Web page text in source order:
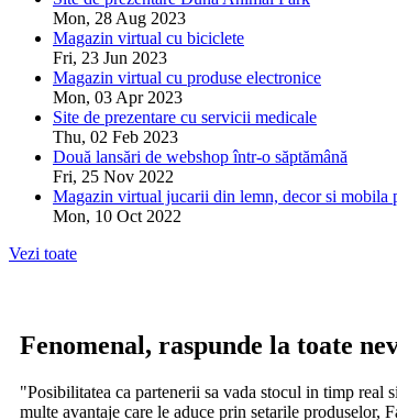
Mon, 28 Aug 2023
Magazin virtual cu biciclete
Fri, 23 Jun 2023
Magazin virtual cu produse electronice
Mon, 03 Apr 2023
Site de prezentare cu servicii medicale
Thu, 02 Feb 2023
Două lansări de webshop într-o săptămână
Fri, 25 Nov 2022
Magazin virtual jucarii din lemn, decor si mobila
Mon, 10 Oct 2022
Vezi toate
Fenomenal, raspunde la toate
"Posibilitatea ca partenerii sa vada stocul in timp real
multe avantaje care le aduce prin setarile produselor,